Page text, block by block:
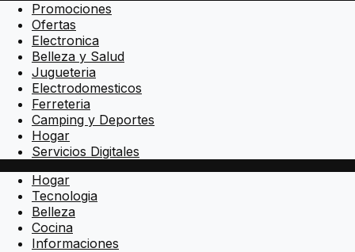
Promociones
Ofertas
Electronica
Belleza y Salud
Jugueteria
Electrodomesticos
Ferreteria
Camping y Deportes
Hogar
Servicios Digitales
Hogar
Tecnologia
Belleza
Cocina
Informaciones